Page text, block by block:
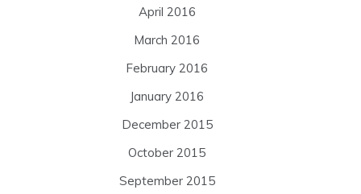
April 2016
March 2016
February 2016
January 2016
December 2015
October 2015
September 2015